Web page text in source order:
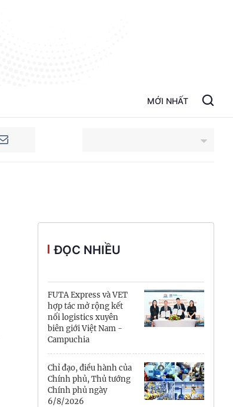
MỚI NHẤT
Cần Thơ
Điện Biên
Đắk Lắk
Đồng Nai
ĐỌC NHIỀU
FUTA Express và VET
hợp tác mở rộng kết
nối logistics xuyên
biên giới Việt Nam -
Campuchia
Chỉ đạo, điều hành của
Chính phủ, Thủ tướng
Chính phủ ngày
6/8/2026